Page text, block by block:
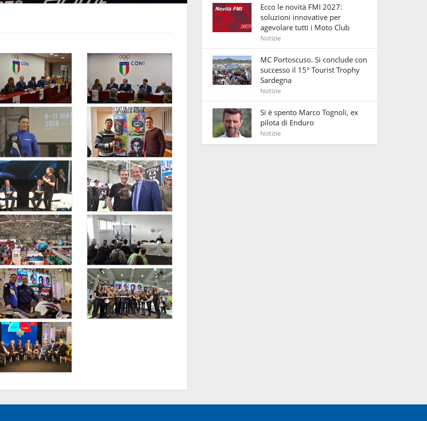
Ecco le novità FMI 2027:
soluzioni innovative per
agevolare tutti i Moto Club
Notizie
MC Portoscuso. Si conclude con
successo il 15° Tourist Trophy
Sardegna
Notizie
Si è spento Marco Tognoli, ex
pilota di Enduro
Notizie